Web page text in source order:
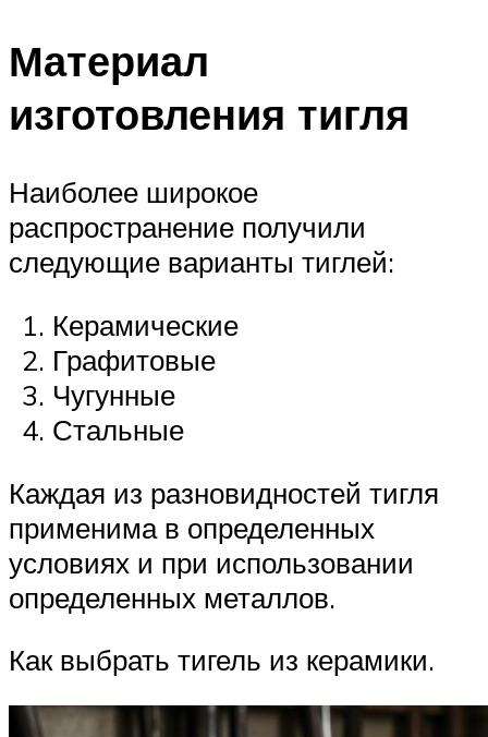
Материал
изготовления тигля
Наиболее широкое
распространение получили
следующие варианты тиглей:
Керамические
Графитовые
Чугунные
Стальные
Каждая из разновидностей тигля
применима в определенных
условиях и при использовании
определенных металлов.
Как выбрать тигель из керамики.